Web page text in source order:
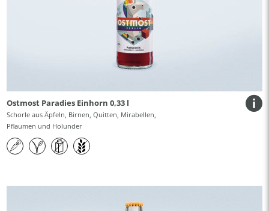
Ostmost Paradies Einhorn 0,33 l
Schorle aus Äpfeln, Birnen, Quitten, Mirabellen,
Pflaumen und Holunder